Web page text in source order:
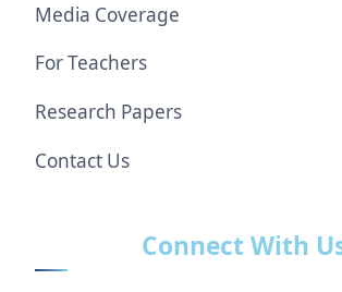
Media Coverage
For Teachers
Research Papers
Contact Us
Connect With